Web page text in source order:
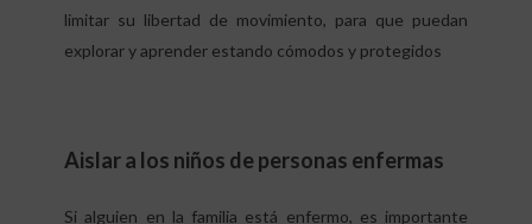
limitar su libertad de movimiento, para que puedan
explorar y aprender estando cómodos y protegidos
Aislar a los niños de personas enfermas
Si alguien en la familia está enfermo, es importante